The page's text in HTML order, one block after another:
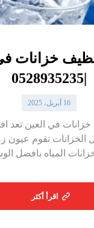
خزانات
|0528935235
16 أبريل، 2025
في العين تعد
تقوم عيون
المياه بافضل
اقرأ أكثر